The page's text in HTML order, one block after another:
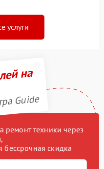
услуги
на
Guide
техники через
бессрочная скидка